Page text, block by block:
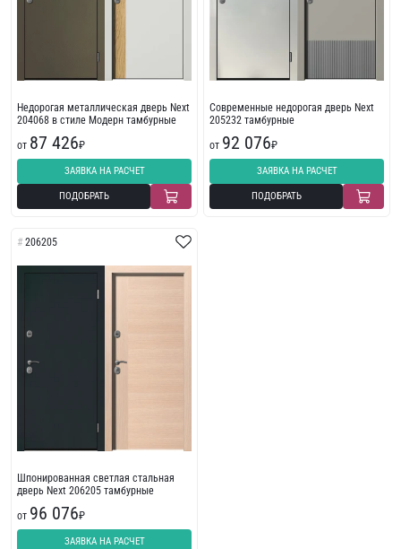
Недорогая металлическая дверь Next
204068 в стиле Модерн тамбурные
от 87 426₽
ЗАЯВКА НА РАСЧЕТ
ПОДОБРАТЬ
Современные недорогая дверь Next
205232 тамбурные
от 92 076₽
ЗАЯВКА НА РАСЧЕТ
ПОДОБРАТЬ
206205
Шпонированная светлая стальная
дверь Next 206205 тамбурные
от 96 076₽
ЗАЯВКА НА РАСЧЕТ